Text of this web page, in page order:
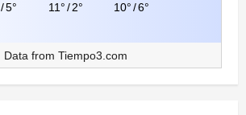
/5° 11°/2° 10°/6°
Data from Tiempo3.com